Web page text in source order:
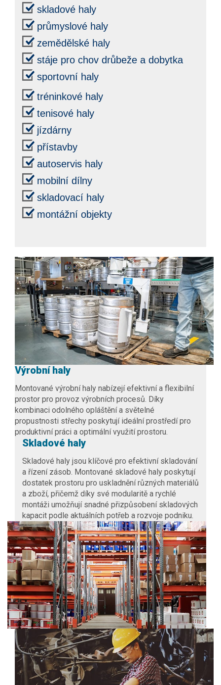
skladové haly
průmyslové haly
zemědělské haly
stáje pro chov drůbeže a dobytka
sportovní haly
tréninkové haly
tenisové haly
jízdárny
přístavby
autoservis haly
mobilní dílny
skladovací haly
montážní objekty
Výrobní haly
Montované výrobní haly nabízejí efektivní a flexibilní
prostor pro provoz výrobních procesů. Díky
kombinaci odolného opláštění a světelné
propustnosti střechy poskytují ideální prostředí pro
produktivní práci a optimální využití prostoru.
Skladové haly
Skladové haly jsou klíčové pro efektivní skladování
a řízení zásob. Montované skladové haly poskytují
dostatek prostoru pro uskladnění různých materiálů
a zboží, přičemž díky své modularitě a rychlé
montáži umožňují snadné přizpůsobení skladových
kapacit podle aktuálních potřeb a rozvoje podniku.